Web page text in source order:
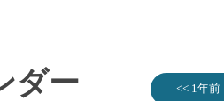
ダー << 1年前